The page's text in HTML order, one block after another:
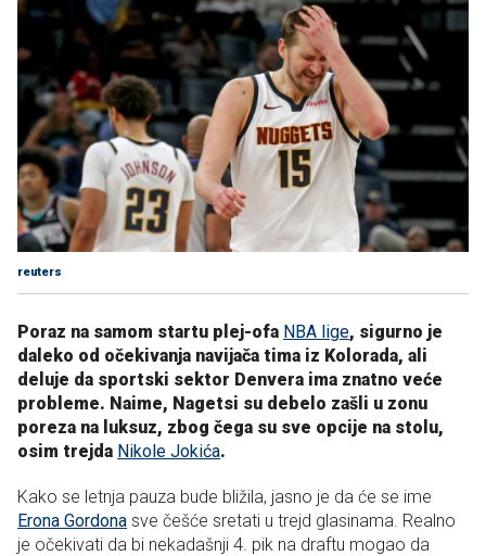
reuters
Poraz na samom startu plej-ofa NBA lige, sigurno je
daleko od očekivanja navijača tima iz Kolorada, ali
deluje da sportski sektor Denvera ima znatno veće
probleme. Naime, Nagetsi su debelo zašli u zonu
poreza na luksuz, zbog čega su sve opcije na stolu,
osim trejda Nikole Jokića.
Kako se letnja pauza bude bližila, jasno je da će se ime
Erona Gordona sve češće sretati u trejd glasinama. Realno
je očekivati da bi nekadašnji 4. pik na draftu mogao da